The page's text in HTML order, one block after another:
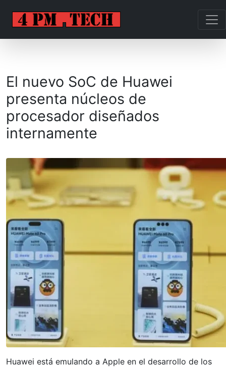
El nuevo SoC de Huawei
presenta núcleos de
procesador diseñados
internamente
Huawei está emulando a Apple en el desarrollo de los